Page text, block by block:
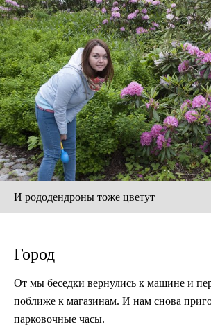
И рододендроны тоже цветут
Город
От мы беседки вернулись к машине и
поближе к магазинам. И нам снова
парковочные часы.